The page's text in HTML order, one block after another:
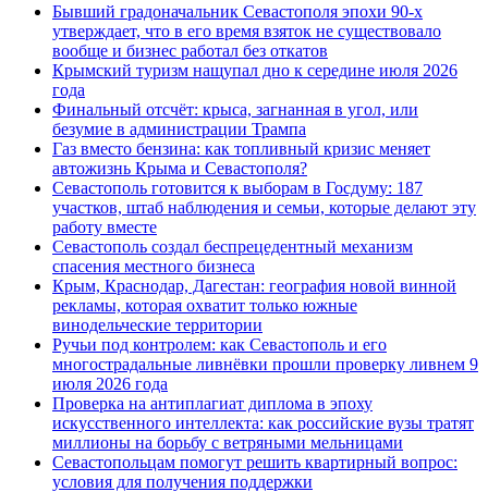
Бывший градоначальник Севастополя эпохи 90-х
утверждает, что в его время взяток не существовало
вообще и бизнес работал без откатов
Крымский туризм нащупал дно к середине июля 2026
года
Финальный отсчёт: крыса, загнанная в угол, или
безумие в администрации Трампа
Газ вместо бензина: как топливный кризис меняет
автожизнь Крыма и Севастополя?
Севастополь готовится к выборам в Госдуму: 187
участков, штаб наблюдения и семьи, которые делают эту
работу вместе
Севастополь создал беспрецедентный механизм
спасения местного бизнеса
Крым, Краснодар, Дагестан: география новой винной
рекламы, которая охватит только южные
винодельческие территории
Ручьи под контролем: как Севастополь и его
многострадальные ливнёвки прошли проверку ливнем 9
июля 2026 года
Проверка на антиплагиат диплома в эпоху
искусственного интеллекта: как российские вузы тратят
миллионы на борьбу с ветряными мельницами
Севастопольцам помогут решить квартирный вопрос:
условия для получения поддержки